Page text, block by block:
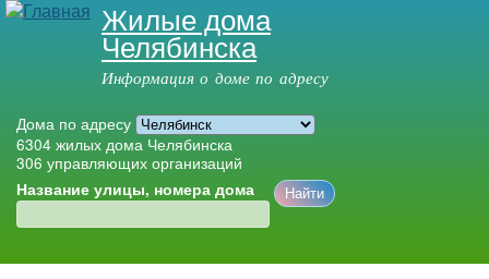
Перейти к
основному
содержанию
Жилые дома
Челябинска
Информация о доме по адресу
Дома по адресу
6304 жилых дома Челябинска
306 управляющих организаций
Название улицы, номера дома